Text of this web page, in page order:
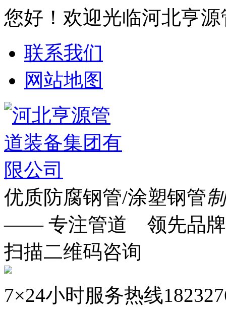
您好！欢迎光临河北亨
联系我们
网站地图
优质防腐钢管/涂塑钢管
—— 专注管道 领先品
扫描二维码咨询
7×24小时服务热线